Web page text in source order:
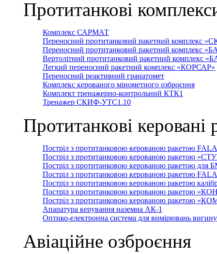
Протитанкові
Комплекс САРМАТ
Переносний протитанковий ракетний комплекс
Переносний протитанковий ракетний комплекс
Вертолітний протитанковий ракетний комплекс
Легкий переносний ракетний комплекс «КОРСАР»
Переносний реактивний гранатомет
Комплекс керованого мінометного озброєння
Комплект тренажерно-контрольний КТК1
Тренажер СКИФ-УТС1.10
Протитанкові керовані
Постріл з протитанковою керованою ракетою
Постріл з протитанковою керованою ракетою
Постріл з протитанковою керованою ракетою для
Постріл з протитанковою керованою ракетою
Постріл з протитанковою керованою ракетою
Постріл з протитанковою керованою ракетою
Постріл з протитанковою керованою ракетою
Апаратура керування наземна АК-1
Оптико-електронна система для вимірювань
Авіаційне озброєння